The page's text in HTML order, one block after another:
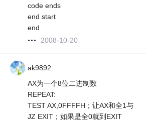
code ends
end start
end
2008-10-20
ak9892
AX为一个8位二进制数
REPEAT:
TEST AX,0FFFFH；让AX和全1与
JZ EXIT；如果是全0就到EXIT